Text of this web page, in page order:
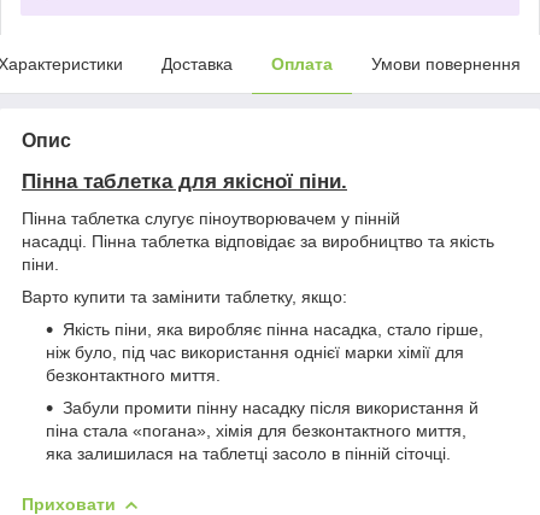
Доставка Оплата Умови повернення
Опис
Пінна таблетка для якісної піни.
Пінна таблетка слугує піноутворювачем у пінній
насадці. Пінна таблетка відповідає за виробництво та якість
піни.
Варто купити та замінити таблетку, якщо:
Якість піни, яка виробляє пінна насадка, стало гірше,
ніж було, під час використання однієї марки хімії для
безконтактного миття.
Забули промити пінну насадку після використання й
піна стала «погана», хімія для безконтактного миття,
яка залишилася на таблетці засоло в пінній сіточці.
Приховати